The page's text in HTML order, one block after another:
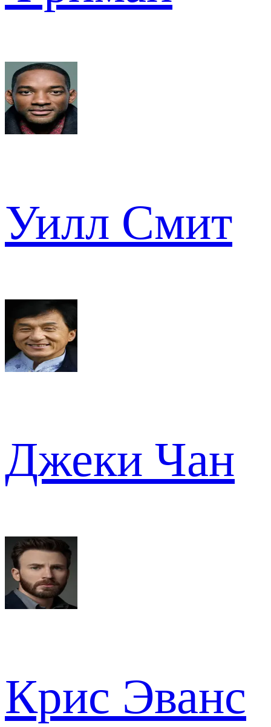
Уилл Смит
Джеки Чан
Крис Эванс